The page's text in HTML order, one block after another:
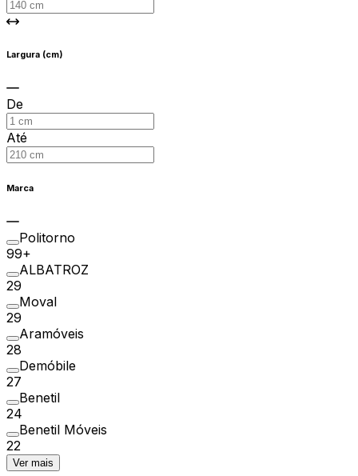
Largura (cm)
De
Até
Marca
Politorno
99+
ALBATROZ
29
Moval
29
Aramóveis
28
Demóbile
27
Benetil
24
Benetil Móveis
22
Ver mais